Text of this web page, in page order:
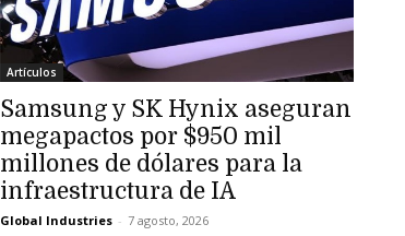
Artículos
Samsung y SK Hynix aseguran
megapactos por $950 mil
millones de dólares para la
infraestructura de IA
Global Industries - 7 agosto, 2026